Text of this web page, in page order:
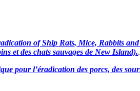
of Ship Rats, Mice, Rabbits
et des chats sauvages de New Island).
pour l’éradication des porcs, des